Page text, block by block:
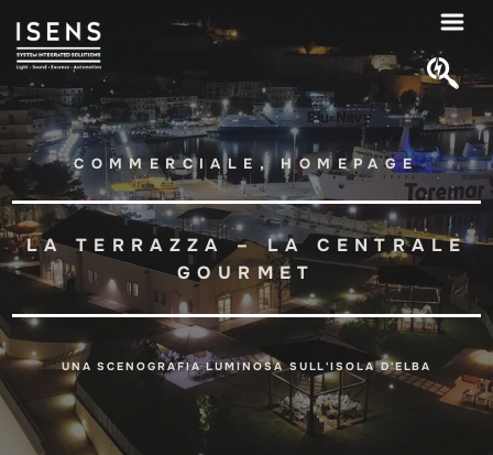
COMMERCIALE, HOMEPAGE
LA TERRAZZA – LA CENTRALE
GOURMET
UNA SCENOGRAFIA LUMINOSA SULL'ISOLA D'ELBA